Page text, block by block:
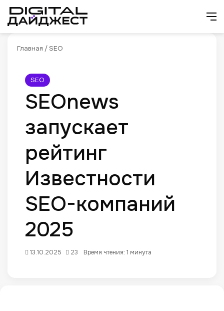
Главная /SEO
SEO
SEOnews
запускает
рейтинг
Известности
SEO-компаний
2025
13.10.2025 23 Время чтения: 1 минута